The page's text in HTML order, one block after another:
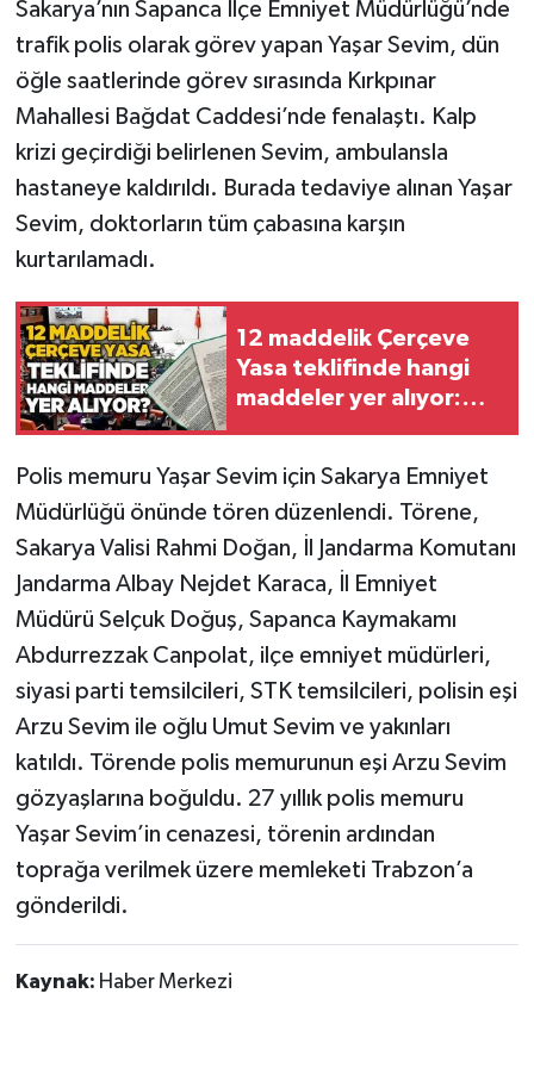
Sakarya’nın Sapanca İlçe Emniyet Müdürlüğü’nde
trafik polis olarak görev yapan Yaşar Sevim, dün
öğle saatlerinde görev sırasında Kırkpınar
Mahallesi Bağdat Caddesi’nde fenalaştı. Kalp
krizi geçirdiği belirlenen Sevim, ambulansla
hastaneye kaldırıldı. Burada tedaviye alınan Yaşar
Sevim, doktorların tüm çabasına karşın
kurtarılamadı.
12 maddelik Çerçeve
Yasa teklifinde hangi
maddeler yer alıyor:
Polis memuru Yaşar Sevim için Sakarya Emniyet
Müdürlüğü önünde tören düzenlendi. Törene,
Sakarya Valisi Rahmi Doğan, İl Jandarma Komutanı
Jandarma Albay Nejdet Karaca, İl Emniyet
Müdürü Selçuk Doğuş, Sapanca Kaymakamı
Abdurrezzak Canpolat, ilçe emniyet müdürleri,
siyasi parti temsilcileri, STK temsilcileri, polisin eşi
Arzu Sevim ile oğlu Umut Sevim ve yakınları
katıldı. Törende polis memurunun eşi Arzu Sevim
gözyaşlarına boğuldu. 27 yıllık polis memuru
Yaşar Sevim’in cenazesi, törenin ardından
toprağa verilmek üzere memleketi Trabzon’a
gönderildi.
Kaynak: Haber Merkezi
Gökçebey
GÜNDEM
Kilimli
Kültür - Sanat
MAGAZİN
Politika
Resmi İlan
Röportaj
SİYASET
Spor
Ulusal
Yaşam